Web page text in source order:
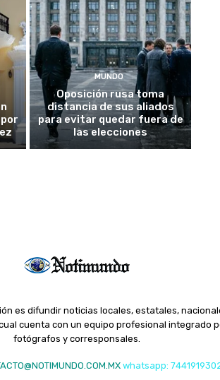
MUNDO
Oposición rusa toma
distancia de sus aliados
para evitar quedar fuera de
las elecciones
es difundir noticias locales, estatales,
cuenta con un equipo profesional integrado
fotógrafos y corresponsales.
whatsapp: